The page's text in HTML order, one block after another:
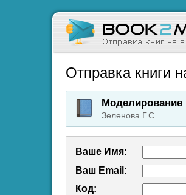
Отправка книги
Моделирование
Зеленова Г.С.
Ваше Имя:
Ваш Emаil:
Код: